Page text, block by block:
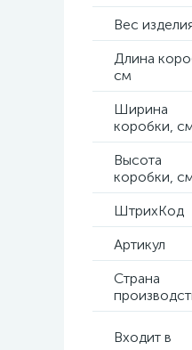
Вес
Длина
см
Ширина
коробки,
Высота
коробки,
ШтрихКод
Артикул
Страна
Входит в